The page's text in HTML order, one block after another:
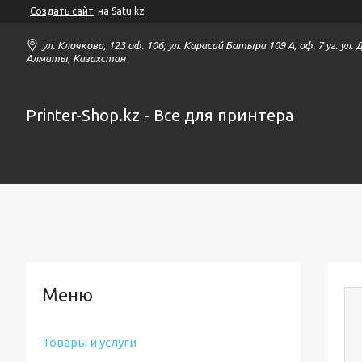
Создать сайт на Satu.kz
ул. Клочкова, 123 оф. 106; ул. Карасай Батыра 109 А, оф. 7 уг. ул.
Алматы, Казахстан
Printer-Shop.kz - Все для принтера
Товары и услуги